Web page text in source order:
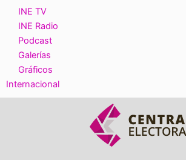
INE TV
INE Radio
Podcast
Galerías
Gráficos
Internacional